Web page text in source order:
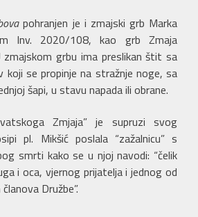
pohranjen je i zmajski grb Marka
Inv. 2020/108, kao grb Zmaja
zmajskom grbu ima preslikan štit sa
koji se propinje na stražnje noge, sa
šapi, u stavu napada ili obrane.
Zmjaja” je supruzi svog
pl. Mikšić poslala “zažalnicu” s
smrti kako se u njoj navodi: “čelik
i oca, vjernog prijatelja i jednog od
Družbe”.